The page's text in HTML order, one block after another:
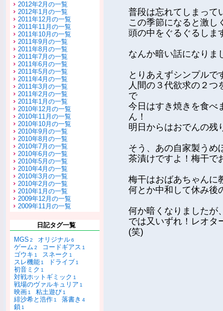
2012年2月の一覧
2012年1月の一覧
2011年12月の一覧
2011年11月の一覧
2011年10月の一覧
2011年9月の一覧
2011年8月の一覧
2011年7月の一覧
2011年6月の一覧
2011年5月の一覧
2011年4月の一覧
2011年3月の一覧
2011年2月の一覧
2011年1月の一覧
2010年12月の一覧
2010年11月の一覧
2010年10月の一覧
2010年9月の一覧
2010年8月の一覧
2010年7月の一覧
2010年6月の一覧
2010年5月の一覧
2010年4月の一覧
2010年3月の一覧
2010年2月の一覧
2010年1月の一覧
2009年12月の一覧
2009年11月の一覧
日記タグ一覧
MGS 2 オリジナル6
ゲーム 2 コードギアス 1
ゴウキ 1 スネーク 1
スレ機能 1 ドライブ 1
初音ミク 1
対戦ホットギミック 1
戦場のヴァルキュリア 1
映画 1 粘土遊び 1
緋沙希と浩作 1 落書き 4
鎖 1
普段は忘れてしまって
この季節になると激し
頭の中をぐるぐるしま
なんか暗い話になりま
とりあえずシンプルで
人間の３代欲求の２つ
で
今日はすき焼きを食べ
ん！
明日からはおでんの残
そう、あの自家製うめ
茶漬けですよ！梅干で
梅干はおばあちゃんに
何とか中和して休み後
何か暗くなりましたが
では又いずれ！レオタ
(笑)